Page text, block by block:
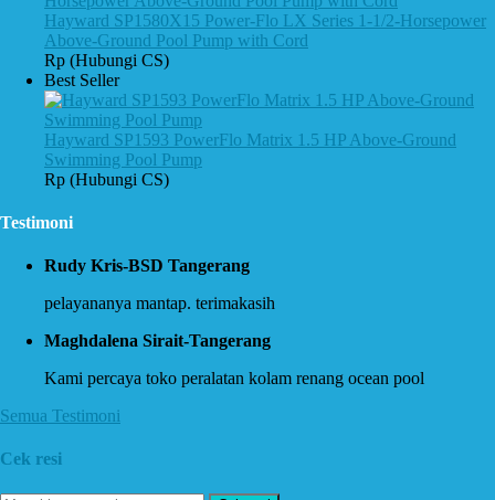
Hayward SP1580X15 Power-Flo LX Series 1-1/2-Horsepower
Above-Ground Pool Pump with Cord
Rp (Hubungi CS)
Best Seller
Hayward SP1593 PowerFlo Matrix 1.5 HP Above-Ground
Swimming Pool Pump
Rp (Hubungi CS)
Testimoni
Rudy Kris-BSD Tangerang
pelayananya mantap. terimakasih
Maghdalena Sirait-Tangerang
Kami percaya toko peralatan kolam renang ocean pool
Semua Testimoni
Cek resi